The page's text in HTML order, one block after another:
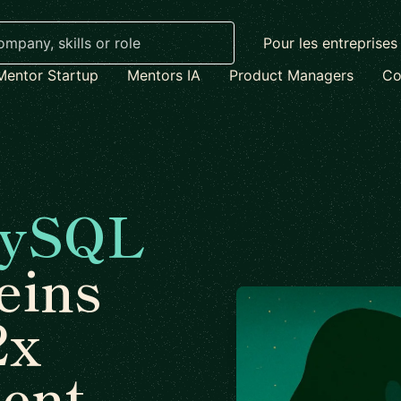
Pour les entreprises
Startup
Mentors IA Product Managers